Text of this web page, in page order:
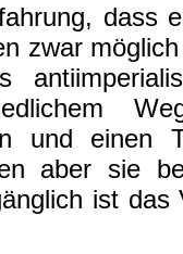
dass
zwar
und einen
aber sie
ist das